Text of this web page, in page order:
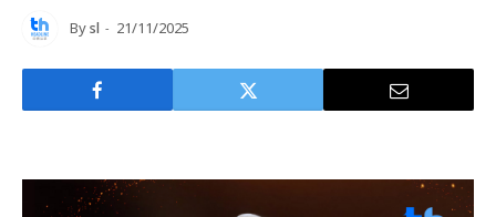
Bysl 21/11/2025